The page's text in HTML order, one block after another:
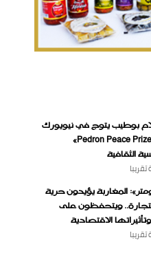
بوطيب يتوج في نيويورك
بجائزة «Pedron Peace Prize»
الثقافية
المغاربة يؤيدون حرية
ويتحفظون على
الاقتصادية